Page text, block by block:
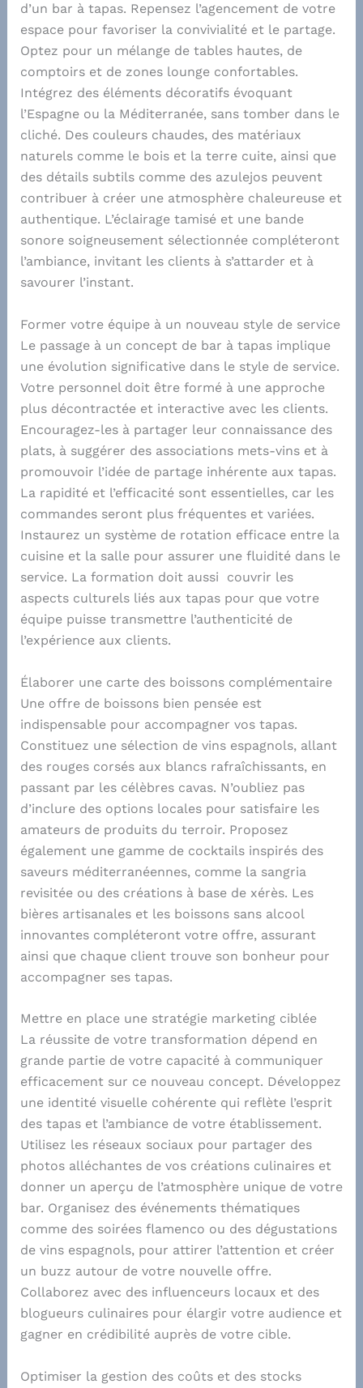
d’un bar à tapas. Repensez l’agencement de votre
espace pour favoriser la convivialité et le partage.
Optez pour un mélange de tables hautes, de
comptoirs et de zones lounge confortables.
Intégrez des éléments décoratifs évoquant
l’Espagne ou la Méditerranée, sans tomber dans le
cliché. Des couleurs chaudes, des matériaux
naturels comme le bois et la terre cuite, ainsi que
des détails subtils comme des azulejos peuvent
contribuer à créer une atmosphère chaleureuse et
authentique. L’éclairage tamisé et une bande
sonore soigneusement sélectionnée compléteront
l’ambiance, invitant les clients à s’attarder et à
savourer l’instant.
Former votre équipe à un nouveau style de service
Le passage à un concept de bar à tapas implique
une évolution significative dans le style de service.
Votre personnel doit être formé à une approche
plus décontractée et interactive avec les clients.
Encouragez-les à partager leur connaissance des
plats, à suggérer des associations mets-vins et à
promouvoir l’idée de partage inhérente aux tapas.
La rapidité et l’efficacité sont essentielles, car les
commandes seront plus fréquentes et variées.
Instaurez un système de rotation efficace entre la
cuisine et la salle pour assurer une fluidité dans le
service. La formation doit aussi couvrir les
aspects culturels liés aux tapas pour que votre
équipe puisse transmettre l’authenticité de
l’expérience aux clients.
Élaborer une carte des boissons complémentaire
Une offre de boissons bien pensée est
indispensable pour accompagner vos tapas.
Constituez une sélection de vins espagnols, allant
des rouges corsés aux blancs rafraîchissants, en
passant par les célèbres cavas. N’oubliez pas
d’inclure des options locales pour satisfaire les
amateurs de produits du terroir. Proposez
également une gamme de cocktails inspirés des
saveurs méditerranéennes, comme la sangria
revisitée ou des créations à base de xérès. Les
bières artisanales et les boissons sans alcool
innovantes compléteront votre offre, assurant
ainsi que chaque client trouve son bonheur pour
accompagner ses tapas.
Mettre en place une stratégie marketing ciblée
La réussite de votre transformation dépend en
grande partie de votre capacité à communiquer
efficacement sur ce nouveau concept. Développez
une identité visuelle cohérente qui reflète l’esprit
des tapas et l’ambiance de votre établissement.
Utilisez les réseaux sociaux pour partager des
photos alléchantes de vos créations culinaires et
donner un aperçu de l’atmosphère unique de votre
bar. Organisez des événements thématiques
comme des soirées flamenco ou des dégustations
de vins espagnols, pour attirer l’attention et créer
un buzz autour de votre nouvelle offre.
Collaborez avec des influenceurs locaux et des
blogueurs culinaires pour élargir votre audience et
gagner en crédibilité auprès de votre cible.
Optimiser la gestion des coûts et des stocks